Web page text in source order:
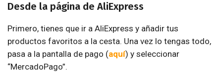
Desde la página de AliExpress
Primero, tienes que ir a AliExpress y añadir tus
productos favoritos a la cesta. Una vez lo tengas todo,
pasa a la pantalla de pago (aquí) y seleccionar
“MercadoPago”.